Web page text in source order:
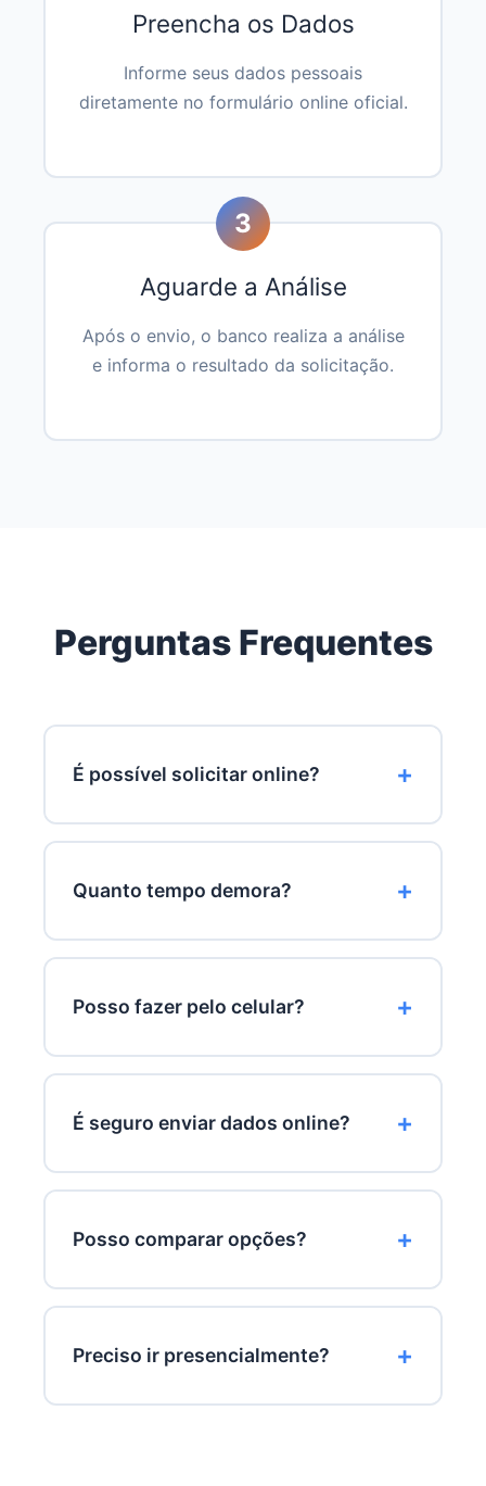
Preencha os Dados
Informe seus dados pessoais
diretamente no formulário online oficial.
3
Aguarde a Análise
Após o envio, o banco realiza a análise
e informa o resultado da solicitação.
Perguntas Frequentes
É possível solicitar online?
Sim. Muitos bancos japoneses oferecem
Quanto tempo demora?
O prazo depende da instituição
Posso fazer pelo celular?
Sim. Grande parte das instituições
É seguro enviar dados online?
Os bancos utilizam sistemas modernos
Posso comparar opções?
Sim. Comparar instituições ajuda a
Preciso ir presencialmente?